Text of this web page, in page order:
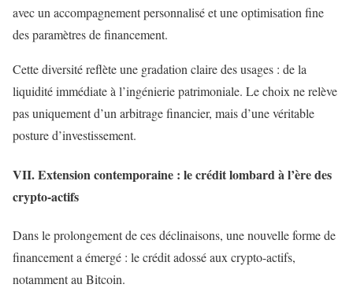
avec un accompagnement personnalisé et une optimisation fine
des paramètres de financement.
Cette diversité reflète une gradation claire des usages : de la
liquidité immédiate à l’ingénierie patrimoniale. Le choix ne relève
pas uniquement d’un arbitrage financier, mais d’une véritable
posture d’investissement.
VII. Extension contemporaine : le crédit lombard à l’ère des
crypto-actifs
Dans le prolongement de ces déclinaisons, une nouvelle forme de
financement a émergé : le crédit adossé aux crypto-actifs,
notamment au Bitcoin.